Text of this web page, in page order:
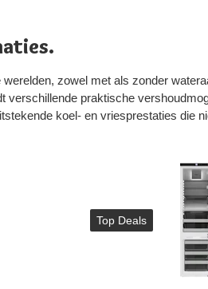
zowel met als zonder
praktische
koel- en vriesprestaties die
Top Deals